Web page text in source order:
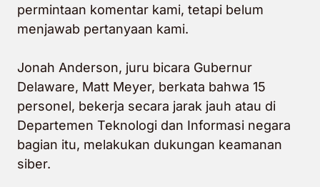
permintaan komentar kami, tetapi belum
menjawab pertanyaan kami.
Jonah Anderson, juru bicara Gubernur
Delaware, Matt Meyer, berkata bahwa 15
personel, bekerja secara jarak jauh atau di
Departemen Teknologi dan Informasi negara
bagian itu, melakukan dukungan keamanan
siber.